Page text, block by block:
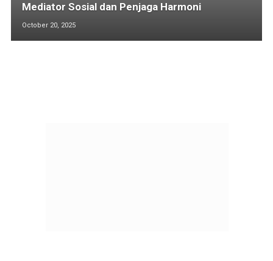
Mediator Sosial dan Penjaga Harmoni
October 20, 2025